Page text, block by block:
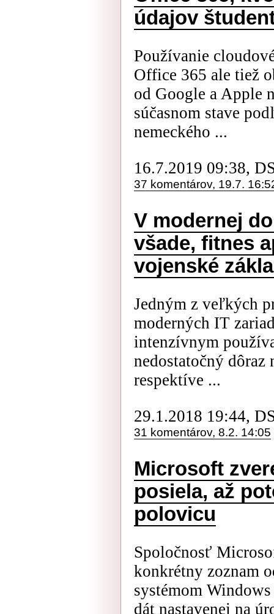
údajov
Používanie
Office 365 ale tiež
od Google a Apple
súčasnom stave
nemeckého ...
16.7.2019 09:38,
37 komentárov, 19.7.
V modernej
všade, fitnes
vojenské
Jedným z veľkých
moderných IT
intenzívnym
nedostatočný dôraz
respektíve ...
29.1.2018 19:44,
31 komentárov, 8.2. 14:05
Microsoft
posiela, až
polovicu
Spoločnosť
konkrétny zoznam
systémom
dát nastavenej na